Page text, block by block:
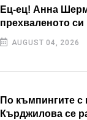
Ец-ец! Анна
прехваленото си
AUGUST 04, 2026
По къмпингите с
Кърджилова се